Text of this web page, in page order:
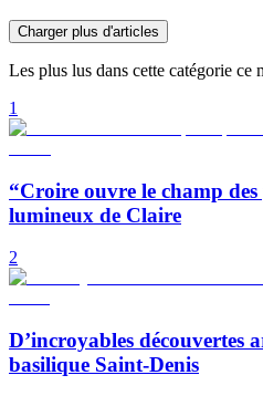
Charger plus d'articles
Les plus lus dans cette catégorie ce
1
“Croire ouvre le champ des
lumineux de Claire
2
D’incroyables découvertes
basilique Saint-Denis